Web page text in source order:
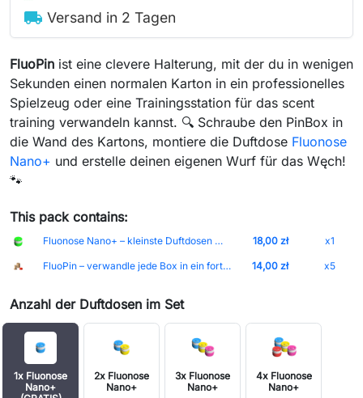
local_shipping Versand in 2 Tagen
FluoPin ist eine clevere Halterung, mit der du in wenigen
Sekunden einen normalen Karton in ein professionelles
Spielzeug oder eine Trainingsstation für das scent
training verwandeln kannst. 🔍 Schraube den PinBox in
die Wand des Kartons, montiere die Duftdose Fluonose
Nano+ und erstelle deinen eigenen Wurf für das Węch!
🐾
This pack contains:
Fluonose Nano+ – kleinste Duftdosen mit integriertem Magnet und einstellbarer Duftintensität Deckel-Weiß Dose-Light_Green 18,00 zł x1
FluoPin – verwandle jede Box in ein fortschrittliches Duftspielzeug 14,00 zł x5
Anzahl der Duftdosen im Set
1x Fluonose
Nano+
2x Fluonose
Nano+
3x Fluonose
Nano+
4x Fluonose
Nano+